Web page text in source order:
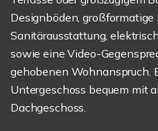
Designböden,
Sanitärausstattung,
sowie eine Video-
gehobenen Wohnanspruch.
Untergeschoss bequem mit
Dachgeschoss.